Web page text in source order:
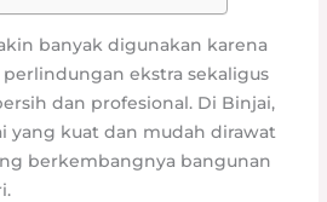
banyak digunakan karena
ekstra sekaligus
dan profesional. Di Binjai,
yang kuat dan mudah dirawat
berkembangnya bangunan